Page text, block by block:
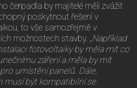
čerpadla by majitelé měli zvážit
poskytnout řešení v
to vše samozřejmě v
možnostech stavby. „Například
fotovoltaiky by měla mít co
záření a měla by mít
umístění panelů. Dále,
musí být kompatibilní se